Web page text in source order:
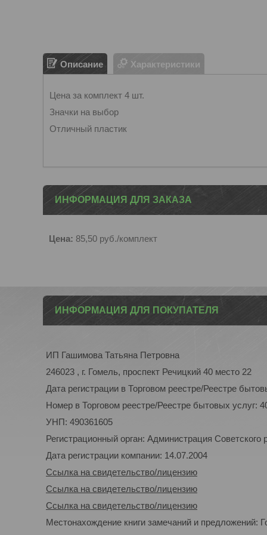
Описание Характеристики
Цена за комплект 4 шт.
Значки на выбор
Отличный пластик
ИНФОРМАЦИЯ ДЛЯ ЗАКАЗА
Цена: 85,50 руб./комплект
ИНФОРМАЦИЯ ДЛЯ ПОКУПАТЕЛЯ
ИП Гашимова Татьяна Петровна
246023 , г. Гомель, проспект Речицкий 40 место 22
Дата регистрации в Торговом реестре/Реестре
Номер в Торговом реестре/Реестре бытовых услуг:
УНП: 490361605
Регистрационный орган: Администрация Советского
Дата регистрации компании: 14.07.2004
Ссылка на свидетельство/лицензию
Ссылка на свидетельство/лицензию
Ссылка на свидетельство/лицензию
Местонахождение книги замечаний и предложений: